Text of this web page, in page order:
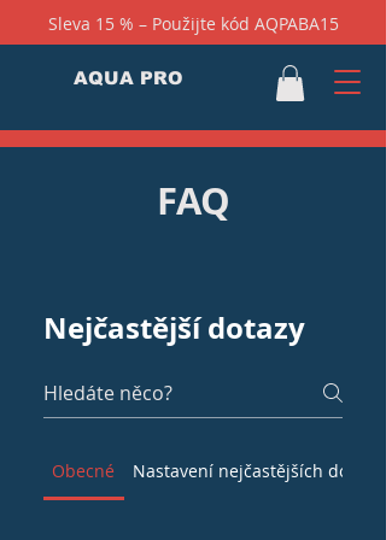
Sleva 15 % –⁠ Použijte kód AQPABA15
AQUA PRO
FAQ
Nejčastější dotazy
Obecné Nastavení nejčastějších dotazů